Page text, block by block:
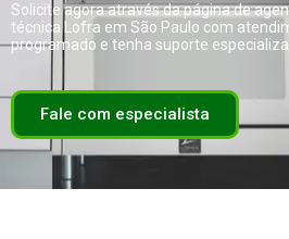
Solicite agora através da página de
técnica Lofra em São Paulo com
programado e tenha suporte
Fale com especialista